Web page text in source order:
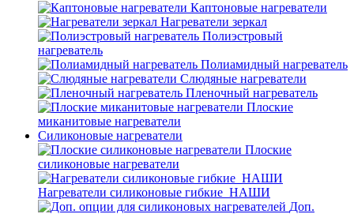
Каптоновые нагреватели
Нагреватели зеркал
Полиэстровый
нагреватель
Полиамидный нагреватель
Слюдяные нагреватели
Пленочный нагреватель
Плоские
миканитовые нагреватели
Силиконовые нагреватели
Плоские
силиконовые нагреватели
Нагреватели силиконовые гибкие_НАШИ
Доп.